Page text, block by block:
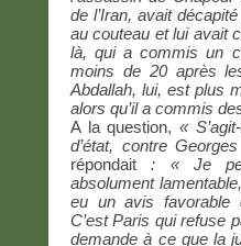
de l’Iran, avait
au couteau et lui avait
là, qui a commis un
moins de 20 après
Abdallah, lui, est plus
alors qu’il a commis
A la question,«
d’état, contre
répondait: « Je
absolument
eu un avis favorable
C’est Paris qui refuse
demande à ce que la